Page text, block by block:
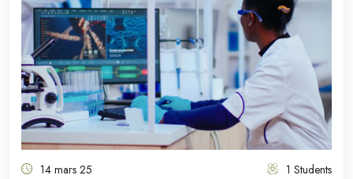
14 mars 25 1 Students